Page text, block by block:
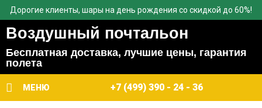
Дорогие клиенты, шары на день рождения со скидкой до 60%!
Воздушный почтальон
Бесплатная доставка, лучшие цены, гарантия
полета
МЕНЮ +7 (499) 390 - 24 - 36